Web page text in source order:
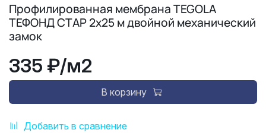
Профилированная мембрана TEGOLA
ТЕФОНД СТАР 2х25 м двойной механический
замок
Добавить в сравнение
335 ₽/м2
В корзину